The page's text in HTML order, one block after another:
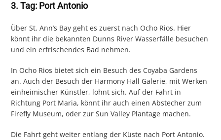
3. Tag: Port Antonio
Über St. Ann’s Bay geht es zuerst nach Ocho Rios. Hier
könnt ihr die bekannten Dunns River Wasserfälle besuchen
und ein erfrischendes Bad nehmen.
In Ocho Rios bietet sich ein Besuch des Coyaba Gardens
an. Auch der Besuch der Harmony Hall Galerie, mit Werken
einheimischer Künstler, lohnt sich. Auf der Fahrt in
Richtung Port Maria, könnt ihr auch einen Abstecher zum
Firefly Museum, oder zur Sun Valley Plantage machen.
Die Fahrt geht weiter entlang der Küste nach Port Antonio.